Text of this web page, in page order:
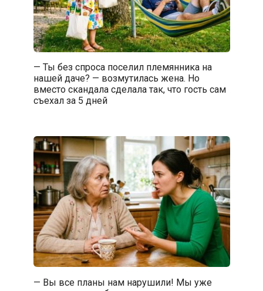
— Ты без спроса поселил племянника на
нашей даче? — возмутилась жена. Но
вместо скандала сделала так, что гость сам
съехал за 5 дней
— Вы все планы нам нарушили! Мы уже